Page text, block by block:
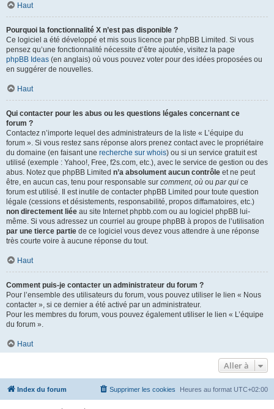
Haut
Pourquoi la fonctionnalité X n’est pas disponible ?
Ce logiciel a été développé et mis sous licence par phpBB Limited. Si vous
pensez qu’une fonctionnalité nécessite d’être ajoutée, visitez la page
phpBB Ideas (en anglais) où vous pouvez voter pour des idées proposées ou
en suggérer de nouvelles.
Haut
Qui contacter pour les abus ou les questions légales concernant ce
forum ?
Contactez n’importe lequel des administrateurs de la liste « L’équipe du
forum ». Si vous restez sans réponse alors prenez contact avec le propriétaire
du domaine (en faisant une recherche sur whois) ou si un service gratuit est
utilisé (exemple : Yahoo!, Free, f2s.com, etc.), avec le service de gestion ou des
abus. Notez que phpBB Limited n’a absolument aucun contrôle et ne peut
être, en aucun cas, tenu pour responsable sur comment, où ou par qui ce
forum est utilisé. Il est inutile de contacter phpBB Limited pour toute question
légale (cessions et désistements, responsabilité, propos diffamatoires, etc.)
non directement liée au site Internet phpbb.com ou au logiciel phpBB lui-
même. Si vous adressez un courriel au groupe phpBB à propos de l’utilisation
par une tierce partie de ce logiciel vous devez vous attendre à une réponse
très courte voire à aucune réponse du tout.
Haut
Comment puis-je contacter un administrateur du forum ?
Pour l’ensemble des utilisateurs du forum, vous pouvez utiliser le lien « Nous
contacter », si ce dernier a été activé par un administrateur.
Pour les membres du forum, vous pouvez également utiliser le lien « L’équipe
du forum ».
Haut
Aller à
Index du forum Heures au format UTC+02:00
Supprimer les cookies